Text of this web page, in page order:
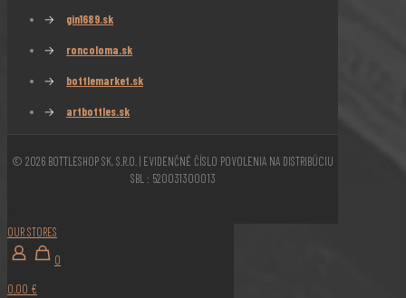
→ gin1689.sk
→ roncoloma.sk
→ bottlemarket.sk
→ artbottles.sk
© 2026 BOTTLESHOP SK, S.R.O. | EVIDENČNÉ ČÍSLO POVOLENIA NA DISTRIBÚCIU
SBL : 520031300013
OUR STORES
0
0,00 €